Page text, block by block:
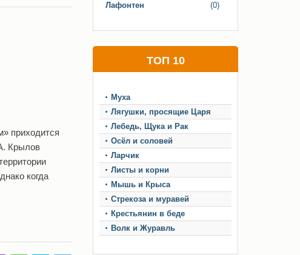
приходится
Крылов
когда
Лафонтен
(0)
ТОП 10
Муха
Лягушки, просящие Царя
Лебедь, Щука и Рак
Осёл и соловей
Ларчик
Листы и корни
Мышь и Крыса
Стрекоза и муравей
Крестьянин в беде
Волк и Журавль